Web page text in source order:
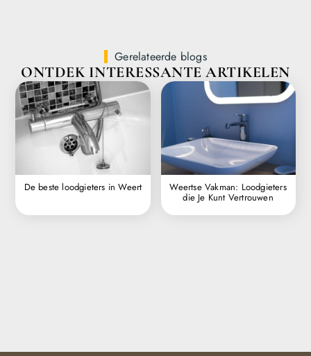
Gerelateerde blogs
ONTDEK INTERESSANTE ARTIKELEN
De beste loodgieters in Weert Weertse Vakman: Loodgieters
die Je Kunt Vertrouwen